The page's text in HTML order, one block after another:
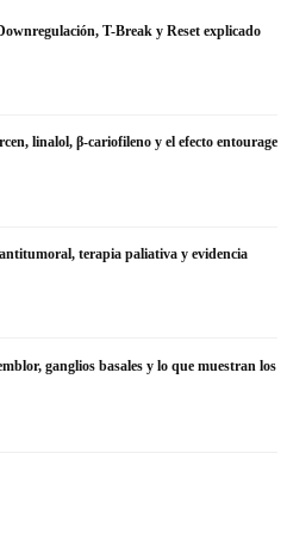
T-Break y Reset explicado
linalol, β-cariofileno y el efecto entourage
terapia paliativa y evidencia
ganglios basales y lo que muestran los